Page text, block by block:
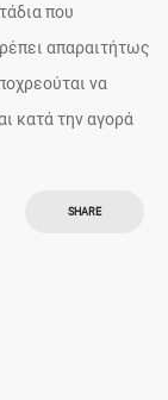
που
απαραιτήτως
να
κατά την αγορά
SHARE